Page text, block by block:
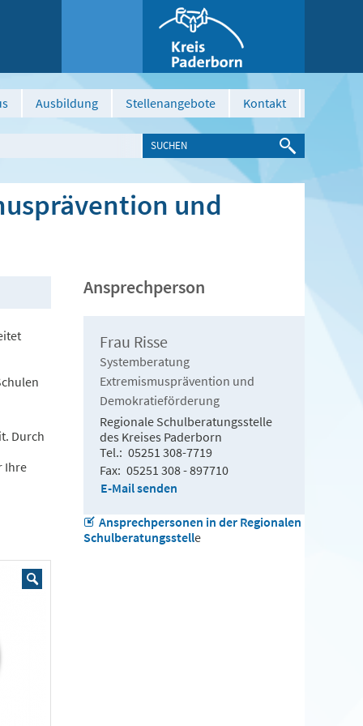
Ausbildung Stellenangebote Kontakt
und
Durch
Ihre
Ansprechperson
Frau Risse
Systemberatung
Extremismusprävention und
Demokratieförderung
Regionale Schulberatungsstelle
des Kreises Paderborn
Tel. 05251 308-7719
Fax 05251 308 - 897710
E-Mail senden
Ansprechpersonen in der Regionalen
Schulberatungsstelle